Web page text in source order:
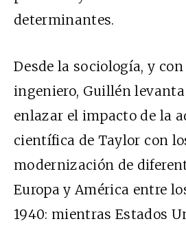
determinantes.
Desde la sociología, y
ingeniero, Guillén
enlazar el impacto de la
científica de Taylor con
modernización de
Europa y América entre
1940: mientras Estados